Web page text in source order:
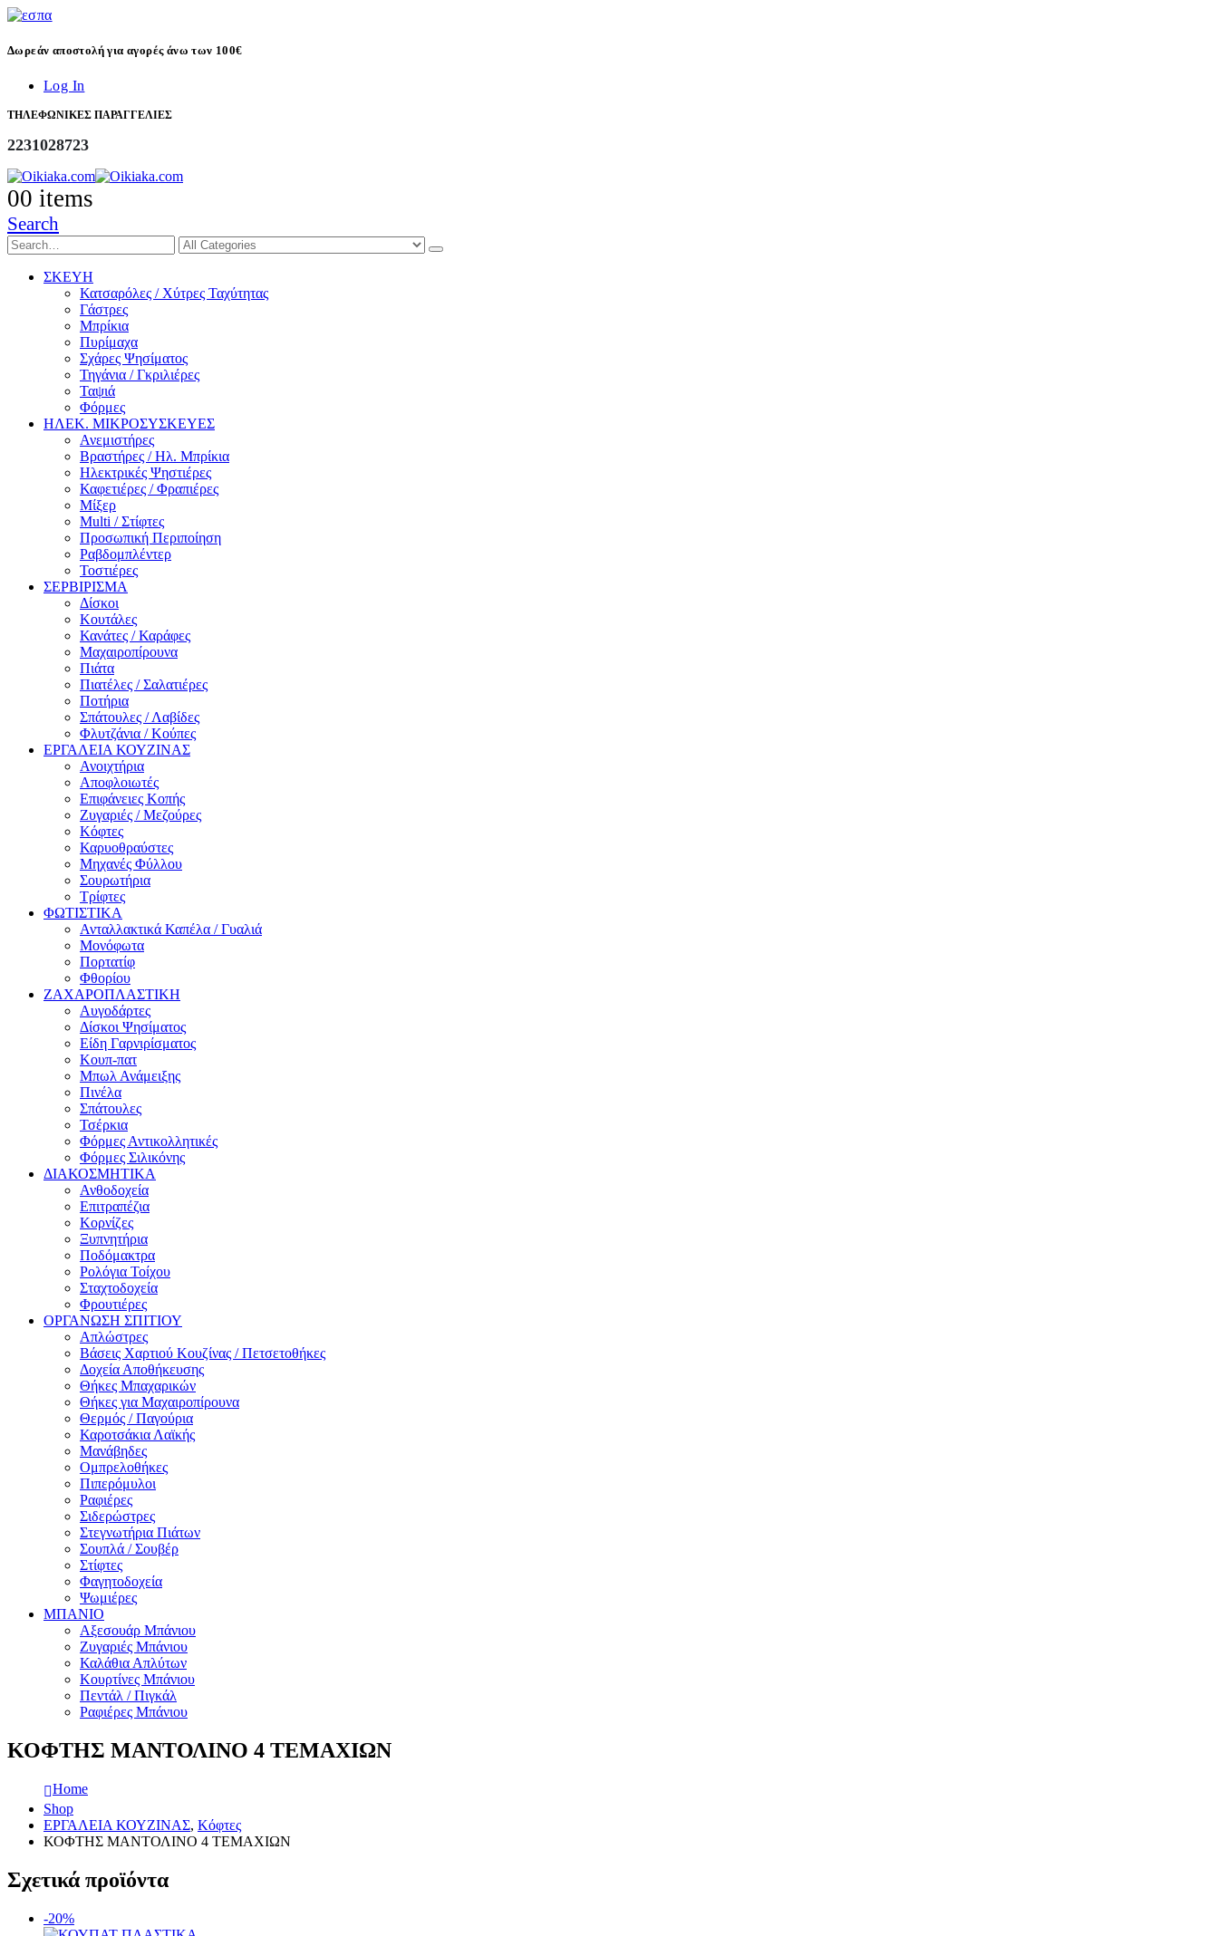
Δωρεάν αποστολή για αγορές άνω των 100€
Log In
ΤΗΛΕΦΩΝΙΚΕΣ ΠΑΡΑΓΓΕΛΙΕΣ
2231028723
00 items
Search
ΣΚΕΥΗ
Κατσαρόλες / Χύτρες Ταχύτητας
Γάστρες
Μπρίκια
Πυρίμαχα
Σχάρες Ψησίματος
Τηγάνια / Γκριλιέρες
Ταψιά
Φόρμες
ΗΛΕΚ. ΜΙΚΡΟΣΥΣΚΕΥΕΣ
Ανεμιστήρες
Βραστήρες / Ηλ. Μπρίκια
Ηλεκτρικές Ψηστιέρες
Καφετιέρες / Φραπιέρες
Μίξερ
Multi / Στίφτες
Προσωπική Περιποίηση
Ραβδομπλέντερ
Τοστιέρες
ΣΕΡΒΙΡΙΣΜΑ
Δίσκοι
Κουτάλες
Κανάτες / Καράφες
Μαχαιροπίρουνα
Πιάτα
Πιατέλες / Σαλατιέρες
Ποτήρια
Σπάτουλες / Λαβίδες
Φλυτζάνια / Κούπες
ΕΡΓΑΛΕΙΑ ΚΟΥΖΙΝΑΣ
Ανοιχτήρια
Αποφλοιωτές
Επιφάνειες Κοπής
Ζυγαριές / Μεζούρες
Κόφτες
Καρυοθραύστες
Μηχανές Φύλλου
Σουρωτήρια
Τρίφτες
ΦΩΤΙΣΤΙΚΑ
Ανταλλακτικά Καπέλα / Γυαλιά
Μονόφωτα
Πορτατίφ
Φθορίου
ΖΑΧΑΡΟΠΛΑΣΤΙΚΗ
Αυγοδάρτες
Δίσκοι Ψησίματος
Είδη Γαρνιρίσματος
Κουπ-πατ
Μπωλ Ανάμειξης
Πινέλα
Σπάτουλες
Τσέρκια
Φόρμες Αντικολλητικές
Φόρμες Σιλικόνης
ΔΙΑΚΟΣΜΗΤΙΚΑ
Ανθοδοχεία
Επιτραπέζια
Κορνίζες
Ξυπνητήρια
Ποδόμακτρα
Ρολόγια Τοίχου
Σταχτοδοχεία
Φρουτιέρες
ΟΡΓΑΝΩΣΗ ΣΠΙΤΙΟΥ
Απλώστρες
Βάσεις Χαρτιού Κουζίνας / Πετσετοθήκες
Δοχεία Αποθήκευσης
Θήκες Μπαχαρικών
Θήκες για Μαχαιροπίρουνα
Θερμός / Παγούρια
Καροτσάκια Λαϊκής
Μανάβηδες
Ομπρελοθήκες
Πιπερόμυλοι
Ραφιέρες
Σιδερώστρες
Στεγνωτήρια Πιάτων
Σουπλά / Σουβέρ
Στίφτες
Φαγητοδοχεία
Ψωμιέρες
ΜΠΑΝΙΟ
Αξεσουάρ Μπάνιου
Ζυγαριές Μπάνιου
Καλάθια Απλύτων
Κουρτίνες Μπάνιου
Πεντάλ / Πιγκάλ
Ραφιέρες Μπάνιου
ΚΟΦΤΗΣ ΜΑΝΤΟΛΙΝΟ 4 ΤΕΜΑΧΙΩΝ
Home
Shop
ΕΡΓΑΛΕΙΑ ΚΟΥΖΙΝΑΣ, Κόφτες
ΚΟΦΤΗΣ ΜΑΝΤΟΛΙΝΟ 4 ΤΕΜΑΧΙΩΝ
Σχετικά προϊόντα
-20%